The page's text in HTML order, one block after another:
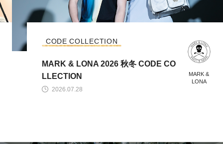
MARK &
LONA
2026.07.28
CODE COLLECTION
MARK & LONA 2026 秋冬 CODE CO
LLECTION